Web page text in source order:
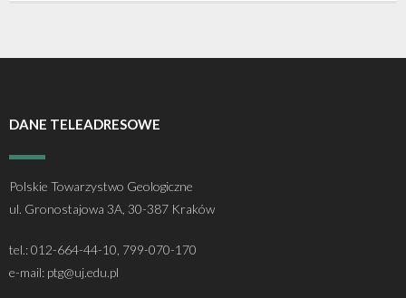
DANE TELEADRESOWE
Polskie Towarzystwo Geologiczne
ul. Gronostajowa 3A, 30-387 Kraków
tel.: 012-664-44-10, 799-070-170
e-mail: ptg@uj.edu.pl